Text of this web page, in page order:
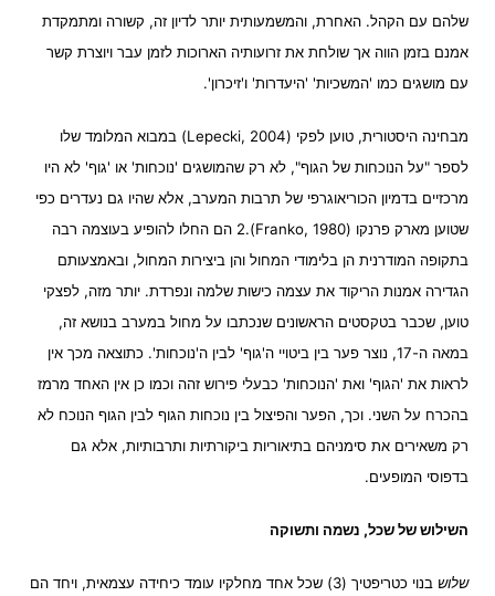
שלהם עם הקהל. האחרת, והמשמעותית יותר לדיון זה, קשורה ומתמקדת
אמנם בזמן הווה אך שולחת את זרועותיה הארוכות לזמן עבר ויוצרת קשר
עם מושגים כמו 'המשכיות' 'היעדרות' ו'זיכרון'.
מבחינה היסטורית, טוען לפקי (Lepecki, 2004) במבוא המלומד שלו
לספר "על הנוכחות של הגוף", לא רק שהמושגים 'נוכחות' או 'גוף' לא היו
מרכזיים בדמיון הכוריאוגרפי של תרבות המערב, אלא שהיו גם נעדרים כפי
שטוען מארק פרנקו (Franko, 1980).2 הם החלו להופיע בעוצמה רבה
בתקופה המודרנית הן בלימודי המחול והן ביצירות המחול, ובאמצעותם
הגדירה אמנות הריקוד את עצמה כישות שלמה ונפרדת. יותר מזה, לפצקי
טוען, שכבר בטקסטים הראשונים שנכתבו על מחול במערב בנושא זה,
במאה ה-17, נוצר פער בין ביטויי ה'גוף' לבין ה'נוכחות'. כתוצאה מכך אין
לראות את 'הגוף' ואת 'הנוכחות' כבעלי פירוש זהה וכמו כן אין האחד מרמז
בהכרח על השני. וכך, הפער והפיצול בין נוכחות הגוף לבין הגוף הנוכח לא
רק משאירים את סימניהם בתיאוריות ביקורתיות ותרבותיות, אלא גם
בדפוסי המופעים.
השילוש של שכל, נשמה ותשוקה
שלוש
בנוי כטריפטיך (3) שכל אחד מחלקיו עומד כיחידה עצמאית, ויחד הם